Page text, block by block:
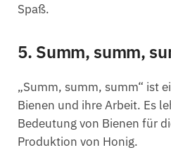
Spaß.
5. Summ, summ,
„Summ, summ, summ“ ist
Bienen und ihre Arbeit. Es
Bedeutung von Bienen für
Produktion von Honig.